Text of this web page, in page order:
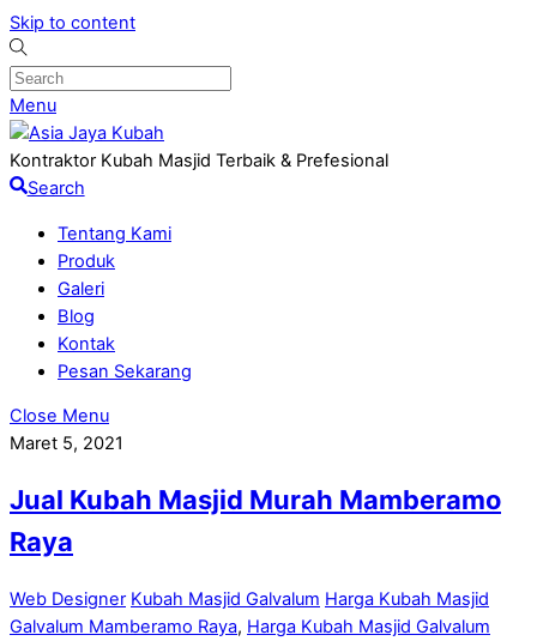
Skip to content
Menu
Kontraktor Kubah Masjid Terbaik & Prefesional
Search
Tentang Kami
Produk
Galeri
Blog
Kontak
Pesan Sekarang
Close Menu
Maret 5, 2021
Jual Kubah Masjid Murah Mamberamo
Raya
Web Designer Kubah Masjid Galvalum Harga Kubah Masjid
Galvalum Mamberamo Raya, Harga Kubah Masjid Galvalum